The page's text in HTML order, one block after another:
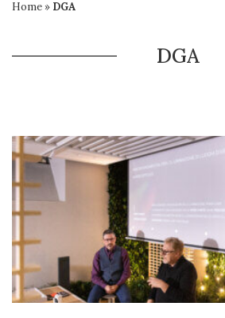
Home » DGA
DGA